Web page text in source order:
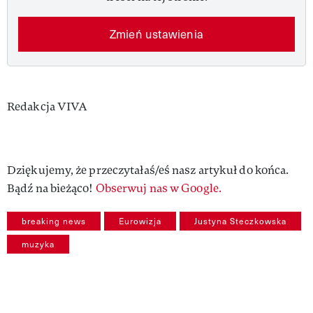
Zmień ustawienia
Authors
Redakcja VIVA
Dziękujemy, że przeczytałaś/eś nasz artykuł do końca.
Bądź na bieżąco! Obserwuj nas w Google.
breaking news Eurowizja Justyna Steczkowska
muzyka